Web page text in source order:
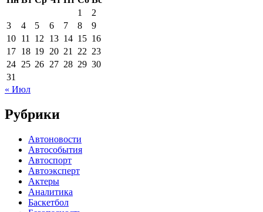
1
2
3
4 5 6 7 8
9
10 11 12 13 14 15 16
17 18 19 20 21 22 23
24 25 26 27 28 29 30
31
« Июл
Рубрики
Автоновости
Автособытия
Автоспорт
Автоэксперт
Актеры
Аналитика
Баскетбол